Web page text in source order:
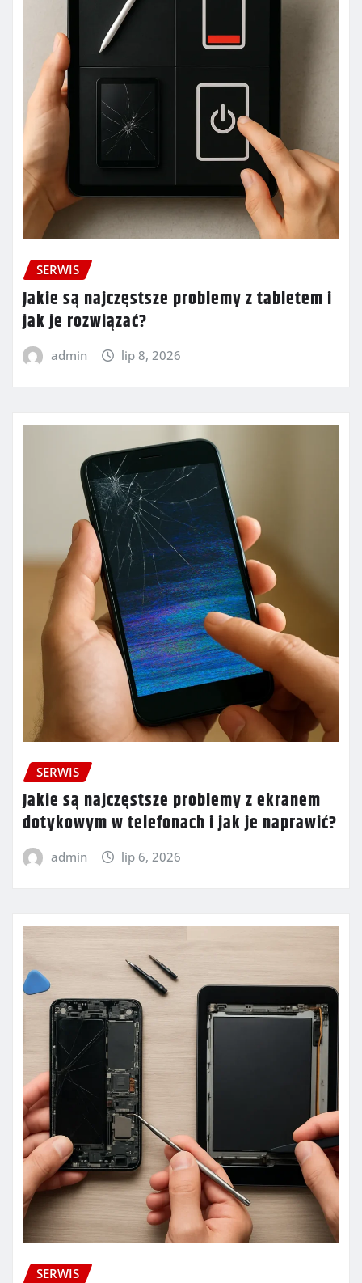
SERWIS
Jakie są najczęstsze problemy z tabletem i
jak je rozwiązać?
admin lip 8, 2026
SERWIS
Jakie są najczęstsze problemy z ekranem
dotykowym w telefonach i jak je naprawić?
admin lip 6, 2026
SERWIS